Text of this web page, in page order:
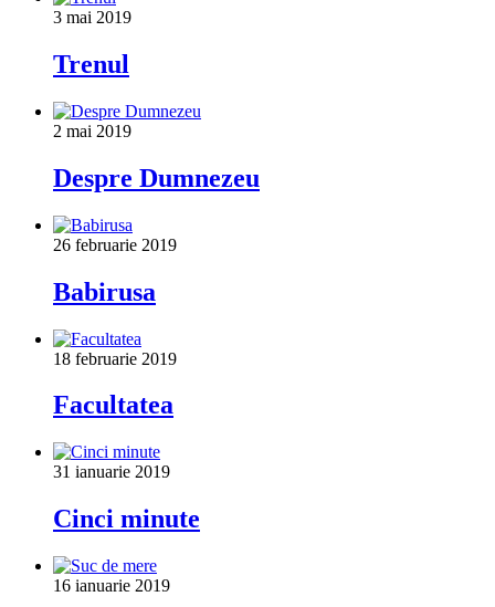
3 mai 2019
Trenul
2 mai 2019
Despre Dumnezeu
26 februarie 2019
Babirusa
18 februarie 2019
Facultatea
31 ianuarie 2019
Cinci minute
16 ianuarie 2019